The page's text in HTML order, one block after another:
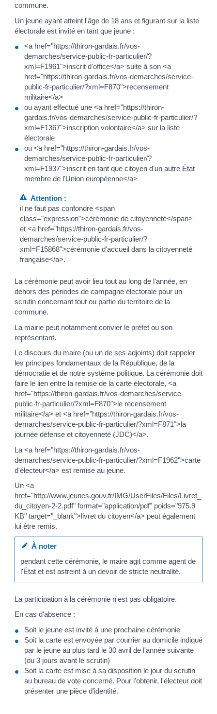
commune.
Un jeune ayant atteint l'âge de 18 ans et figurant sur la liste
électorale est invité en tant que jeune :
<a href="https://thiron-gardais.fr/vos-
demarches/service-public-fr-particulier/?
xml=F1961">inscrit d'office</a> suite à son <a
href="https://thiron-gardais.fr/vos-demarches/service-
public-fr-particulier/?xml=F870">recensement
militaire</a>
ou ayant effectué une <a href="https://thiron-
gardais.fr/vos-demarches/service-public-fr-particulier/?
xml=F1367">inscription volontaire</a> sur la liste
électorale
ou <a href="https://thiron-gardais.fr/vos-
demarches/service-public-fr-particulier/?
xml=F1937">inscrit en tant que citoyen d'un autre État
membre de l'Union européenne</a>
Attention :
il ne faut pas confondre <span
class="expression">cérémonie de citoyenneté</span>
et <a href="https://thiron-gardais.fr/vos-
demarches/service-public-fr-particulier/?
xml=F15868">cérémonie d'accueil dans la citoyenneté
française</a>.
La cérémonie peut avoir lieu tout au long de l'année, en
dehors des périodes de campagne électorale pour un
scrutin concernant tout ou partie du territoire de la
commune.
La mairie peut notamment convier le préfet ou son
représentant.
Le discours du maire (ou un de ses adjoints) doit rappeler
les principes fondamentaux de la République, de la
démocratie et de notre système politique. La cérémonie doit
faire le lien entre la remise de la carte électorale, <a
href="https://thiron-gardais.fr/vos-demarches/service-
public-fr-particulier/?xml=F870">le recensement
militaire</a> et <a href="https://thiron-gardais.fr/vos-
demarches/service-public-fr-particulier/?xml=F871">la
journée défense et citoyenneté (JDC)</a>.
La <a href="https://thiron-gardais.fr/vos-
demarches/service-public-fr-particulier/?xml=F1962">carte
d'électeur</a> est remise au jeune.
Un <a
href="http://www.jeunes.gouv.fr/IMG/UserFiles/Files/Livret_
du_citoyen-2-2.pdf" format="application/pdf" poids="975.9
KB" target="_blank">livret du citoyen</a> peut également
lui être remis.
À noter
pendant cette cérémonie, le maire agit comme agent de
l'État et est astreint à un devoir de stricte neutralité.
La participation à la cérémonie n'est pas obligatoire.
En cas d'absence :
Soit le jeune est invité à une prochaine cérémonie
Soit la carte est envoyée par courrier au domicile indiqué
par le jeune au plus tard le 30 avril de l'année suivante
(ou 3 jours avant le scrutin)
Soit la carte est mise à sa disposition le jour du scrutin
au bureau de vote concerné. Pour l'obtenir, l'électeur doit
présenter une pièce d'identité.